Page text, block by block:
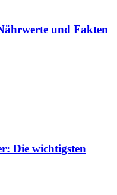
und Fakten
Die wichtigsten